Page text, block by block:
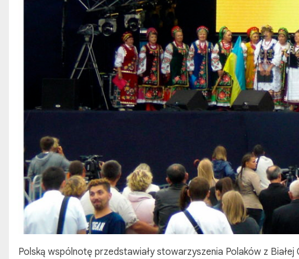
Polską wspólnotę przedstawiały stowarzyszenia Polaków z